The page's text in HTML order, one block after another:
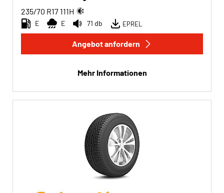
235/70 R17 111H
E E 71 db EPREL
Angebot anfordern
Mehr Informationen